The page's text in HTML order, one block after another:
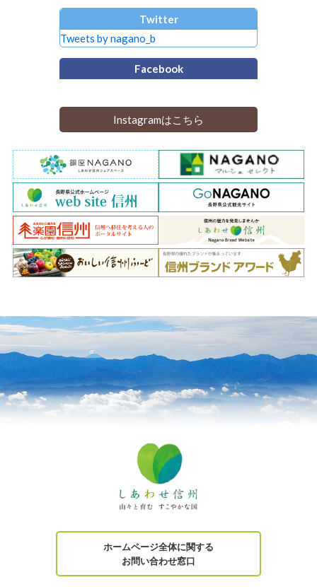
Twitter
Tweets by nagano_b
Facebook
Instagramはこちら
ホームページ全体に関する
お問い合わせ窓口